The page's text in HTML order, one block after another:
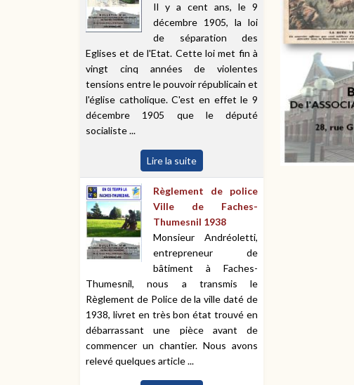
Il y a cent ans, le 9
décembre 1905, la loi
de séparation des
Eglises et de l'Etat. Cette loi met fin à
vingt cinq années de violentes
tensions entre le pouvoir républicain et
l'église catholique. C'est en effet le 9
décembre 1905 que le député
socialiste ...
Lire la suite
Règlement de police
Ville de Faches-
Thumesnil 1938
Monsieur Andréoletti,
entrepreneur de
bâtiment à Faches-
Thumesnil, nous a transmis le
Règlement de Police de la ville daté de
1938, livret en très bon état trouvé en
débarrassant une pièce avant de
commencer un chantier. Nous avons
relevé quelques article ...